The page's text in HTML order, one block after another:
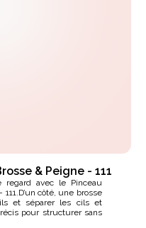
& Peigne - 111
regard avec le Pinceau
côté, une brosse
et séparer les cils et
pour structurer sans